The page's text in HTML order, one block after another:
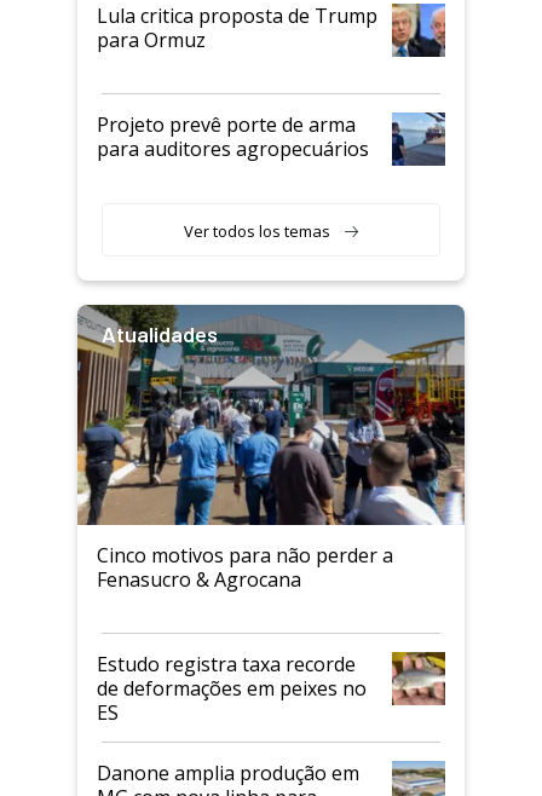
Lula critica proposta de Trump
para Ormuz
Projeto prevê porte de arma
para auditores agropecuários
Ver todos los temas
Atualidades
Cinco motivos para não perder a
Fenasucro & Agrocana
Estudo registra taxa recorde
de deformações em peixes no
ES
Danone amplia produção em